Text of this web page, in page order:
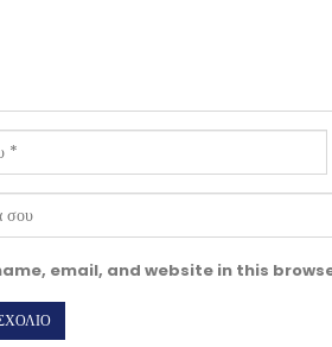
email, and website in this